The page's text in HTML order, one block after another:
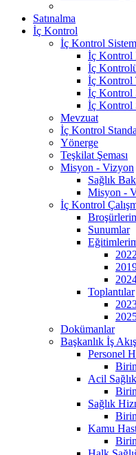
Satınalma
İç Kontrol
İç Kontrol
İç Kontrol
İç
İç Kontrol
İç Kontrol
İç Kontrol
Mevzuat
İç Kontrol
Yönerge
Teşkilat Şeması
Misyon - Vizyon
Sağlık
Misyon -
İç Kontrol
Sunumlar
Toplantılar
Dokümanlar
Başkanlık İş
Personel
Acil
Sağlık
Kamu